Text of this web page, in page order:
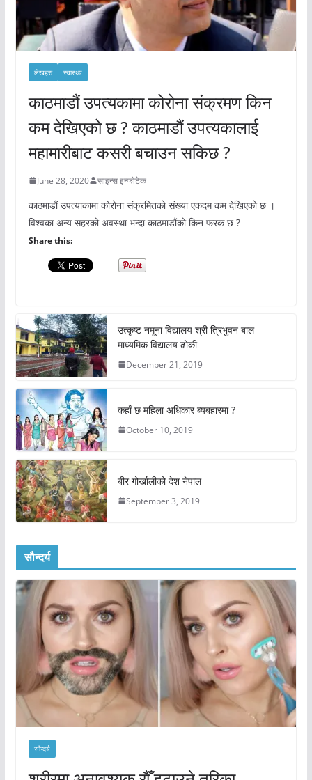
लेखहरु स्वास्थ्य
काठमाडौं उपत्यकामा कोरोना संक्रमण किन
कम देखिएको छ ? काठमाडौं उपत्यकालाई
महामारीबाट कसरी बचाउन सकिछ ?
June 28, 2020 साइन्स इन्फोटेक
काठमाडौं उपत्याकामा कोरोना संक्रमितको संख्या एकदम कम देखिएको छ ।
विश्वका अन्य सहरको अवस्था भन्दा काठमाडौंको किन फरक छ ?
Share this:
उत्कृष्ट नमूना विद्यालय श्री त्रिभुवन बाल
माध्यमिक विद्यालय ढोकी
December 21, 2019
कहाँ छ महिला अधिकार ब्यबहारमा ?
October 10, 2019
बीर गोर्खालीको देश नेपाल
September 3, 2019
सौन्दर्य
सौन्दर्य